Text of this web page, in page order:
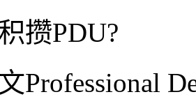
攒PDU?
Professional